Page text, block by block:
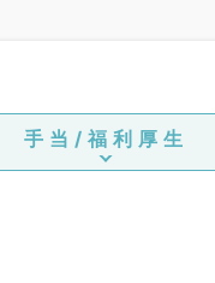
手当/福利厚生